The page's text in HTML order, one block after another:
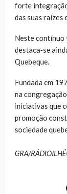
forte
das suas raízes
Neste contínuo
destaca-se
Quebeque.
Fundada em
na
iniciativas que
promoção
sociedade
GRA/